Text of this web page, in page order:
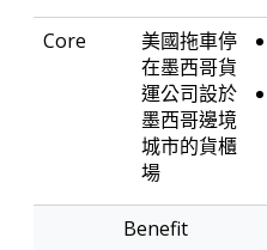
美國拖車停
在墨西哥貨
運公司設於
墨西哥邊境
城市的貨櫃
場